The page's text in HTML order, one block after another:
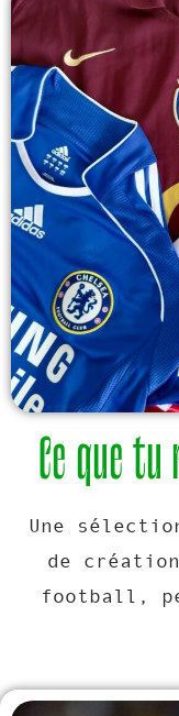
Ce que tu
Une
de
football,